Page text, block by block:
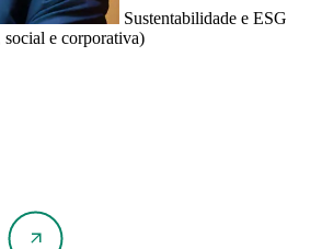
Sustentabilidade e ESG
social e corporativa)